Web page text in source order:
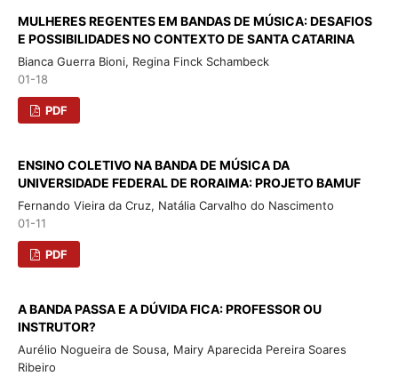
MULHERES REGENTES EM BANDAS DE MÚSICA: DESAFIOS
E POSSIBILIDADES NO CONTEXTO DE SANTA CATARINA
Bianca Guerra Bioni, Regina Finck Schambeck
01-18
PDF
ENSINO COLETIVO NA BANDA DE MÚSICA DA
UNIVERSIDADE FEDERAL DE RORAIMA: PROJETO BAMUF
Fernando Vieira da Cruz, Natália Carvalho do Nascimento
01-11
PDF
A BANDA PASSA E A DÚVIDA FICA: PROFESSOR OU
INSTRUTOR?
Aurélio Nogueira de Sousa, Mairy Aparecida Pereira Soares
Ribeiro